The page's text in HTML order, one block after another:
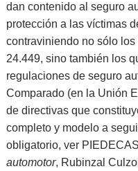
dan contenido al seguro
protección a las víctimas
contraviniendo no sólo
24.449, sino también los
regulaciones de seguro
Comparado (en la Unión
de directivas que
completo y modelo a
obligatorio, ver
automotor, Rubinzal